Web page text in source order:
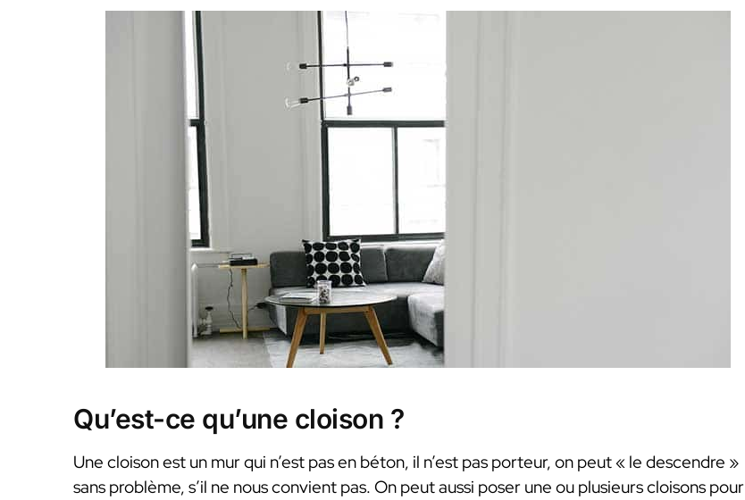
Qu’est-ce qu’une cloison ?
Une cloison est un mur qui n’est pas en béton, il n’est pas porteur, on peut « le descendre »
sans problème, s’il ne nous convient pas. On peut aussi poser une ou plusieurs cloisons pour